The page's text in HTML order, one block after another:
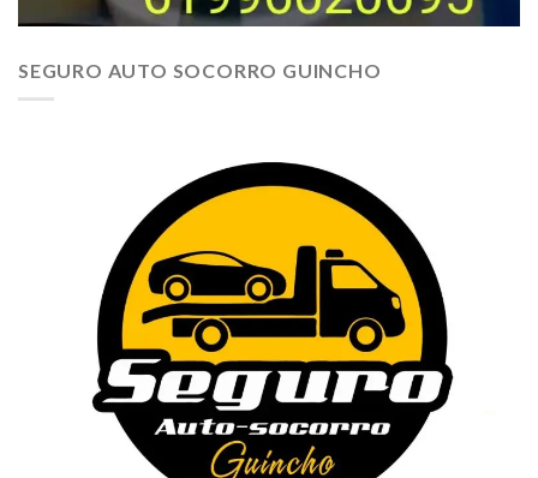
SEGURO AUTO SOCORRO GUINCHO